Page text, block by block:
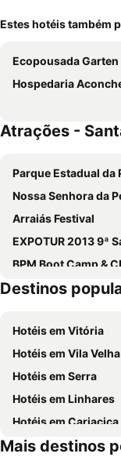
Estes hotéis também
Ecopousada Garten
Hospedaria
Atrações -
Parque Estadual da
Nossa Senhora da
Arraiás Festival
EXPOTUR 2013 9ª Salão de Turismo e do
BPM Boot Camp &
Destinos
Hotéis em Vitória
Hotéis em Vila Velha
Hotéis em Serra
Hotéis em Linhares
Hotéis em Cariacica
Mais destinos